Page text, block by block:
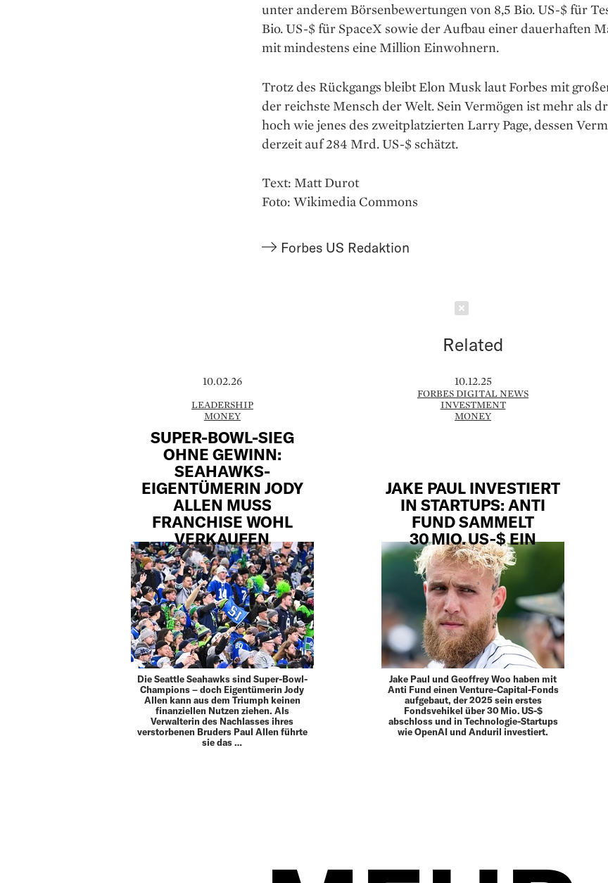
unter anderem Börsenbewertungen von 8,5 Bio. US-$ für
Bio. US-$ für SpaceX sowie der Aufbau einer dauerhaften
mit mindestens eine Million Einwohnern.
Trotz des Rückgangs bleibt Elon Musk laut Forbes mit
der reichste Mensch der Welt. Sein Vermögen ist mehr als
hoch wie jenes des zweitplatzierten Larry Page, dessen
derzeit auf 284 Mrd. US-$ schätzt.
Text: Matt Durot
Foto: Wikimedia Commons
Forbes US Redaktion
Related
10.02.26
LEADERSHIP
MONEY
SUPER-BOWL-SIEG
OHNE GEWINN:
SEAHAWKS-
EIGENTÜMERIN JODY
ALLEN MUSS
FRANCHISE WOHL
VERKAUFEN
Die Seattle Seahawks sind Super-Bowl-
Champions – doch Eigentümerin Jody
Allen kann aus dem Triumph keinen
finanziellen Nutzen ziehen. Als
Verwalterin des Nachlasses ihres
verstorbenen Bruders Paul Allen führte
sie das …
10.12.25
FORBES DIGITAL NEWS
INVESTMENT
MONEY
JAKE PAUL INVESTIERT
IN STARTUPS: ANTI
FUND SAMMELT
30 MIO. US‑$ EIN
Jake Paul und Geoffrey Woo haben mit
Anti Fund einen Venture-Capital-Fonds
aufgebaut, der 2025 sein erstes
Fondsvehikel über 30 Mio. US-$
abschloss und in Technologie-Startups
wie OpenAI und Anduril investiert.